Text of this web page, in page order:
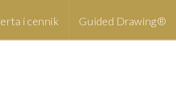
i cennik Guided Drawing®